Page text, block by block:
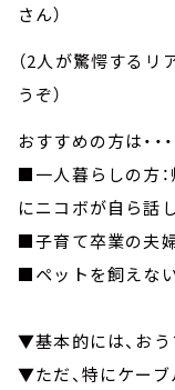
さん）
（2人が驚愕する
うぞ）
おすすめの方は・・・
■一人暮らしの方：
にニコボが自ら話
■子育て卒業の夫
■ペットを飼えな
▼基本的には、おう
▼ただ、特にケーブ